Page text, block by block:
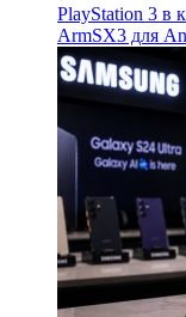
PlayStation 3 в
ArmSX3 для